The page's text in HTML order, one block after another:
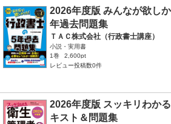
2026年度版 みんなが欲し
年過去問題集
ＴＡＣ株式会社（行政書士講座）
小説・実用書
1巻
2,600pt
レビュー投稿数0件
2026年度版 スッキリわか
キスト＆問題集